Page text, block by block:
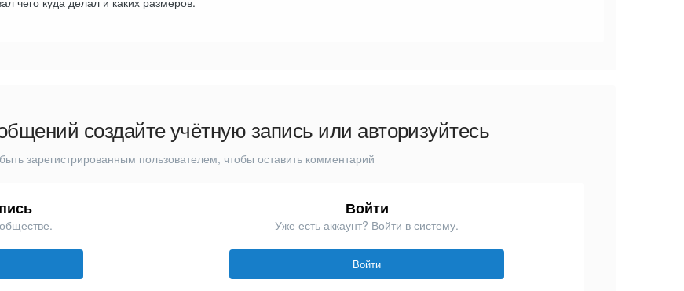
создайте учётную запись или авторизуйтесь
зарегистрированным пользователем, чтобы оставить комментарий
Войти
Уже есть аккаунт? Войти в систему.
Войти